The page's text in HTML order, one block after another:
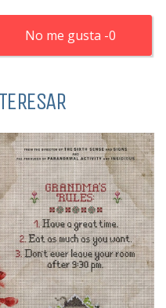
0